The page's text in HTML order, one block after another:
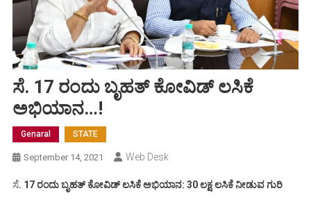
ಸೆ. 17 ರಂದು ಬೃಹತ್ ಕೋವಿಡ್ ಲಸಿಕೆ
ಅಭಿಯಾನ…!
Genaral STATE
September 14, 2021 Web Desk
ಸೆ. 17 ರಂದು ಬೃಹತ್ ಕೋವಿಡ್ ಲಸಿಕೆ ಅಭಿಯಾನ: 30 ಲಕ್ಷ ಲಸಿಕೆ ನೀಡುವ ಗುರಿ